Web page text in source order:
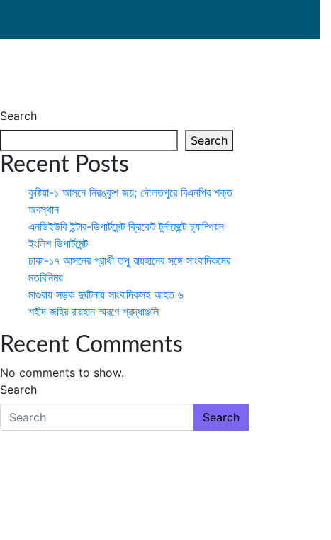
Search
Search
Recent Posts
কুষ্টিয়া-১ আসনে নিরঙ্কুশ জয়; দৌলতপুরে বিএনপির শক্ত
অবস্থান
এনডিইউবি ইন্টার-ডিপার্টমেন্ট ক্রিকেট টুর্নামেন্টে চ্যাম্পিয়ন
ইংলিশ ডিপার্টমেন্ট
ঢাকা-১৭ আসনের প্রার্থী তপু রায়হানের সঙ্গে সাংবাদিকদের
মতবিনিময়
মাগুরায় সড়ক দুর্ঘটনায় সাংবাদিকসহ আহত ৬
শহীদ জহির রায়হান স্মরণে শ্রদ্ধাঞ্জলি
Recent Comments
No comments to show.
Search
Search